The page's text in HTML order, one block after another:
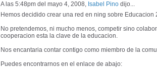
A las 5:48pm del mayo 4, 2008, Isabel Pino dijo...
Hemos decidido crear una red en ning sobre Educacion
No pretendemos, ni mucho menos, competir sino
cooperacion esta la clave de la educacion.
Nos encantaria contar contigo como miembro de la
Puedes encontrarnos en el enlace de abajo: